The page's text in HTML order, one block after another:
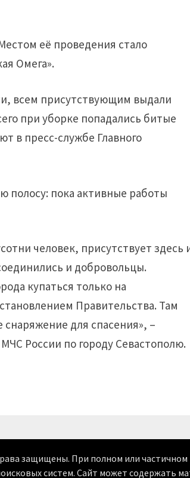
её проведения стало
Омега».
всем присутствующим выдали
при уборке попадались битые
в пресс-службе Главного
полосу: пока активные работы
человек, присутствует здесь
и добровольцы.
купаться только на
Правительства. Там
для спасения», –
России по городу Севастополю.
защищены. При полном или
систем. Сайт может содержать